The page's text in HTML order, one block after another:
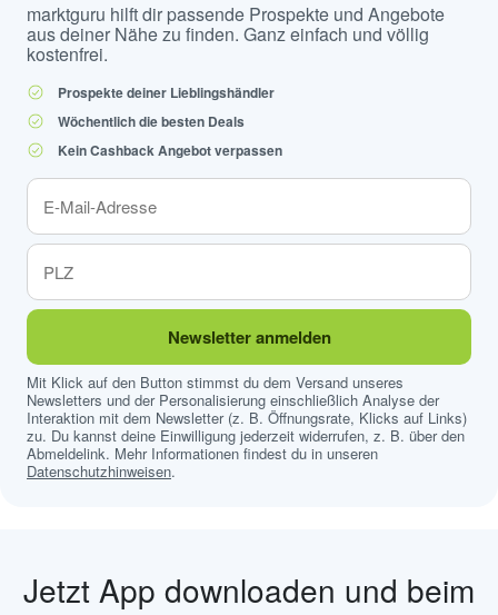
marktguru hilft dir passende Prospekte und Angebote
aus deiner Nähe zu finden. Ganz einfach und völlig
kostenfrei.
Prospekte deiner Lieblingshändler
Wöchentlich die besten Deals
Kein Cashback Angebot verpassen
Newsletter anmelden
Mit Klick auf den Button stimmst du dem Versand unseres
Newsletters und der Personalisierung einschließlich Analyse der
Interaktion mit dem Newsletter (z. B. Öffnungsrate, Klicks auf Links)
zu. Du kannst deine Einwilligung jederzeit widerrufen, z. B. über den
Abmeldelink. Mehr Informationen findest du in unseren
Datenschutzhinweisen.
Jetzt App downloaden und beim